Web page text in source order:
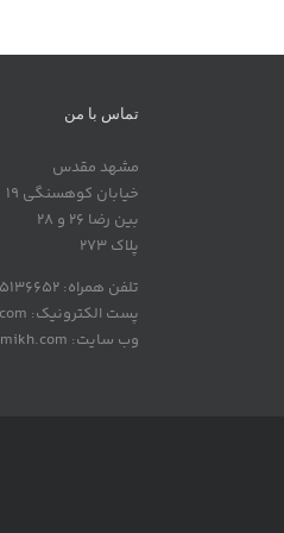
تماس با من
مشهد مقدس
خیابان کوهسنگی 19
بین رضا 26 و 28
پلاک 273
تلفن همراه: 09155136652
پست الکترونیک: info@golmikh.com
وب سایت: golmikh.com